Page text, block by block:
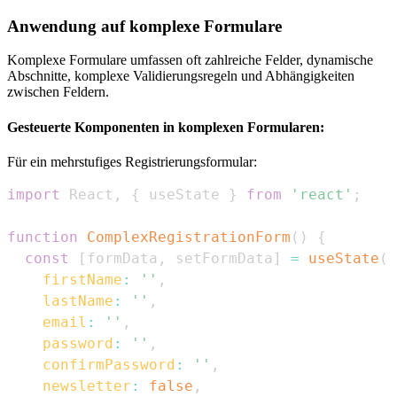
Anwendung auf komplexe Formulare
Komplexe Formulare umfassen oft zahlreiche Felder, dynamische
Abschnitte, komplexe Validierungsregeln und Abhängigkeiten
zwischen Feldern.
Gesteuerte Komponenten in komplexen Formularen:
Für ein mehrstufiges Registrierungsformular:
import React , { useState } from 'react' ;
function ComplexRegistrationForm ( )
{
const
[ formData , setFormData ] = useState (
firstName : '' ,
lastName : '' ,
email : '' ,
password : '' ,
confirmPassword : '' ,
newsletter : false ,